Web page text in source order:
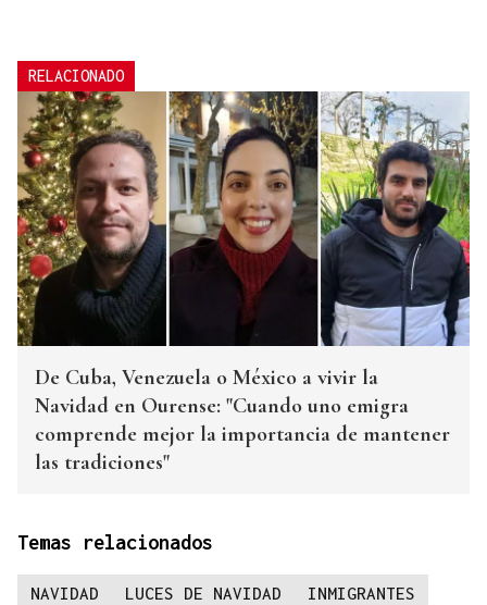
RELACIONADO
De Cuba, Venezuela o México a vivir la
Navidad en Ourense: "Cuando uno emigra
comprende mejor la importancia de mantener
las tradiciones"
Temas relacionados
NAVIDAD LUCES DE NAVIDAD INMIGRANTES